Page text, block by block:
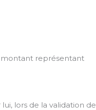
montant représentant
lors de la validation de